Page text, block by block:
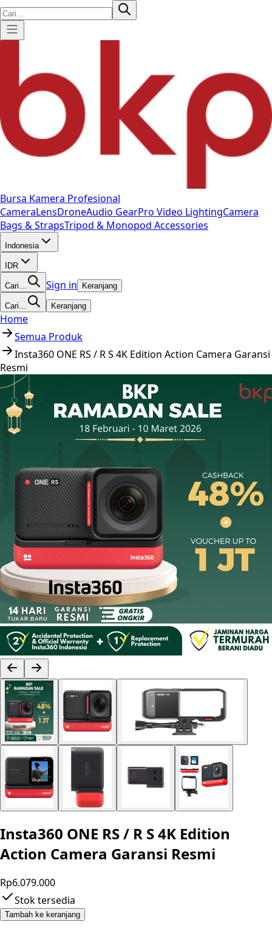
Bursa Kamera Profesional
CameraLensDroneAudio GearPro Video LightingCamera
Bags & StrapsTripod & Monopod Accessories
Indonesia
IDR
Cari… Sign in Keranjang
Cari… Keranjang
Home
Semua Produk
Insta360 ONE RS / R S 4K Edition Action Camera Garansi
Resmi
Insta360 ONE RS / R S 4K Edition
Action Camera Garansi Resmi
Rp6.079.000
Stok tersedia
Tambah ke keranjang